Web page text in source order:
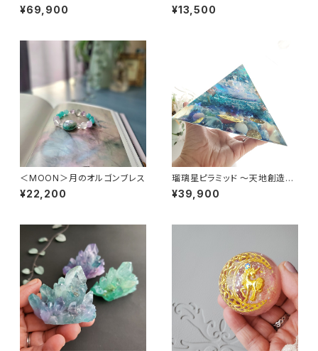
学オルゴナイト(専用台座付き)
¥69,900
ードオブライフ～
¥13,500
＜MOON＞月のオルゴンブレス
¥22,200
瑠璃星ピラミッド 〜天地創造～
白銀比オルゴナイト
¥39,900